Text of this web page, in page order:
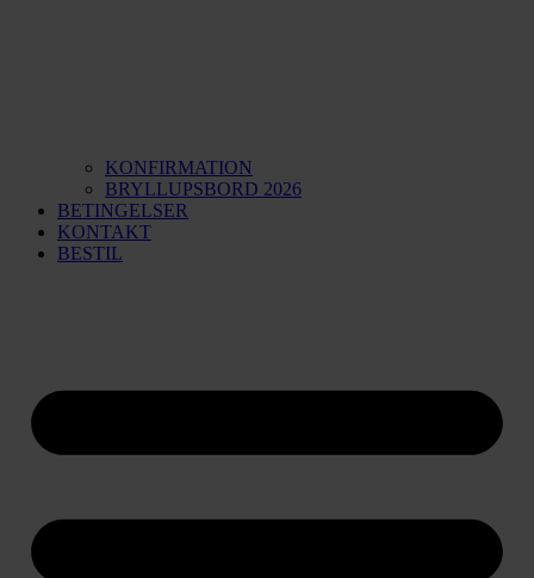
KONFIRMATION
BRYLLUPSBORD 2026
BETINGELSER
KONTAKT
BESTIL